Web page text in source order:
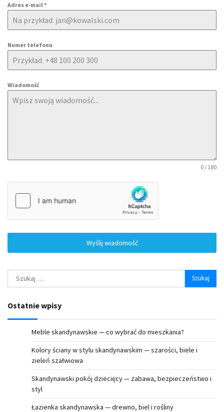
Adres e-mail *
Numer telefonu
Wiadomość
0 / 180
Wyślij wiadomość
Szukaj:
Ostatnie wpisy
Meble skandynawskie — co wybrać do mieszkania?
Kolory ściany w stylu skandynawskim — szarości, biele i
zieleń szałwiowa
Skandynawski pokój dziecięcy — zabawa, bezpieczeństwo i
styl
Łazienka skandynawska — drewno, biel i rośliny